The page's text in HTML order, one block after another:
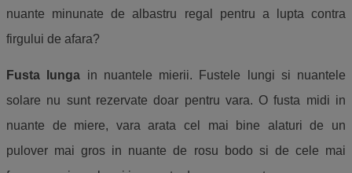
nuante minunate de albastru regal pentru a lupta contra
firgului de afara?
Fusta lunga in nuantele mierii. Fustele lungi si nuantele
solare nu sunt rezervate doar pentru vara. O fusta midi in
nuante de miere, vara arata cel mai bine alaturi de un
pulover mai gros in nuante de rosu bodo si de cele mai